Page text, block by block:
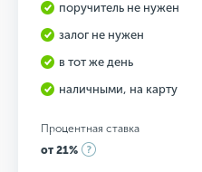
поручитель не нужен
залог не нужен
в тот же день
наличными, на карту
Процентная ставка
от 21%